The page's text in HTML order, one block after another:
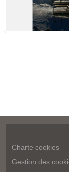
Charte cookies
Gestion des